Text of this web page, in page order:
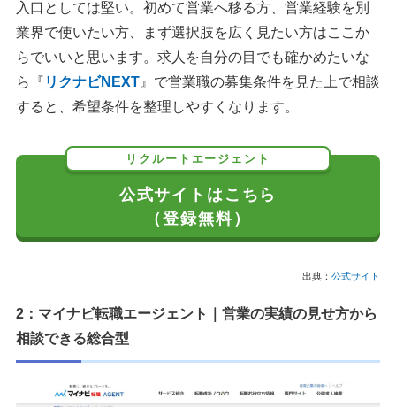
2：OpenWork
営業職の転職でよくある質問
転職エージェントから営業求人ばかり紹介されるのはなぜ
ですか？
転職エージェントを使わないほうがいい人は？
営業職からの転職でおすすめの職種は？
共同執筆者の堀田誠人について
入口としては堅い。初めて営業へ移る方、営業経験を別
業界で使いたい方、まず選択肢を広く見たい方はここか
らでいいと思います。求人を自分の目でも確かめたいな
ら『 リクナビNEXT 』で営業職の募集条件を見た上で相談
すると、希望条件を整理しやすくなります。
リクルートエージェント
公式サイトはこちら
（登録無料）
出典： 公式サイト
2：マイナビ転職エージェント｜営業の実績の見せ方から
相談できる総合型